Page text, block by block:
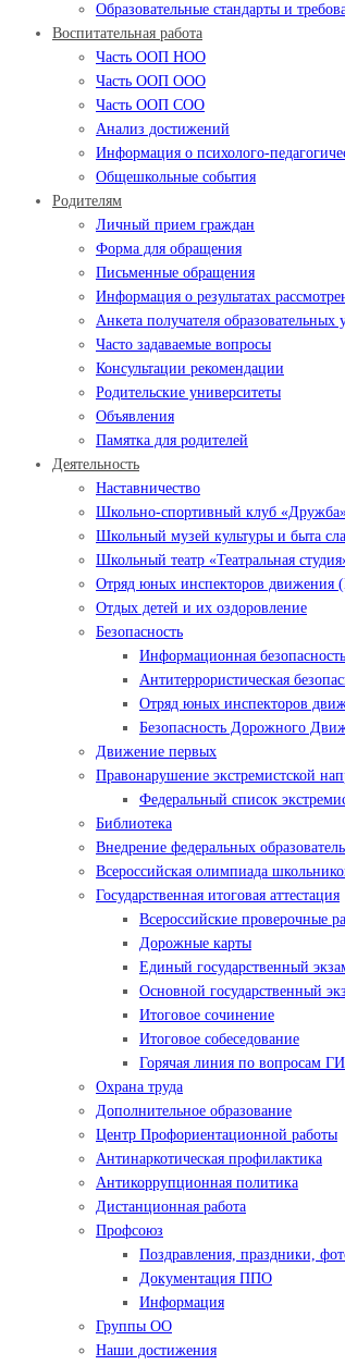
Образовательные стандарты и
Воспитательная работа
Часть ООП НОО
Часть ООП ООО
Часть ООП СОО
Анализ достижений
Информация о психолого-
Общешкольные события
Родителям
Личный прием граждан
Форма для обращения
Письменные обращения
Информация о результатах
Анкета получателя образовательных
Часто задаваемые вопросы
Консультации рекомендации
Родительские университеты
Объявления
Памятка для родителей
Деятельность
Наставничество
Школьно-спортивный клуб
Школьный музей культуры и быта
Школьный театр «Театральная
Отряд юных инспекторов
Отдых детей и их оздоровление
Безопасность
Информационная безопасность
Антитеррористическая
Отряд юных инспекторов
Безопасность Дорожного
Движение первых
Правонарушение экстремистской
Федеральный список
Библиотека
Внедрение федеральных
Всероссийская олимпиада
Государственная итоговая аттестация
Всероссийские проверочные
Дорожные карты
Единый государственный
Основной государственный
Итоговое сочинение
Итоговое собеседование
Горячая линия по вопросам
Охрана труда
Дополнительное образование
Центр Профориентационной работы
Антинаркотическая профилактика
Антикоррупционная политика
Дистанционная работа
Профсоюз
Поздравления, праздники,
Документация ППО
Информация
Группы ОО
Наши достижения